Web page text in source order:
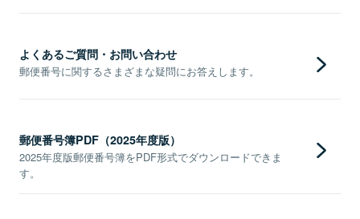
よくあるご質問・お問い合わせ
郵便番号に関するさまざまな疑問にお答えします。
郵便番号簿PDF（2025年度版）
2025年度版郵便番号簿をPDF形式でダウンロードできま
す。